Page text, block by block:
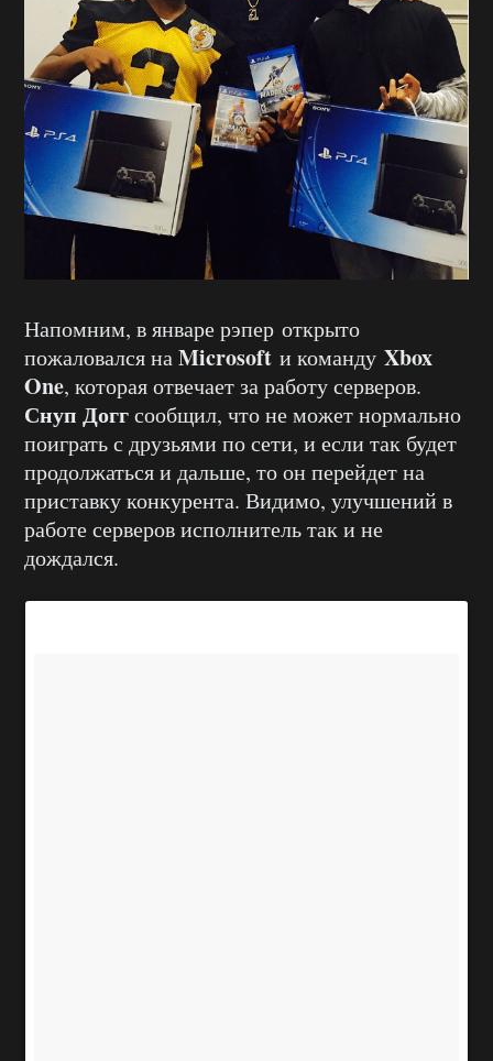
Напомним, в январе рэпер открыто
пожаловался наMicrosoft и команду Xbox
One, которая отвечает за работу серверов.
Снуп Доггсообщил, что не может нормально
поиграть с друзьями по сети, и если так будет
продолжаться и дальше, то он перейдет на
приставку конкурента. Видимо, улучшений в
работе серверов исполнитель так и не
дождался.